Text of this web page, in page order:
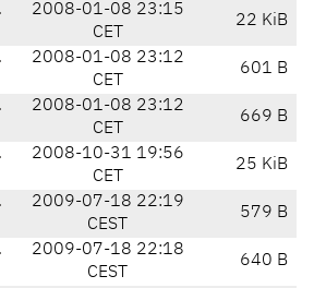
2008-01-08 23:15
CET
22 KiB
2008-01-08 23:12
CET
601 B
2008-01-08 23:12
CET
669 B
2008-10-31 19:56
CET
25 KiB
2009-07-18 22:19
CEST
579 B
2009-07-18 22:18
CEST
640 B